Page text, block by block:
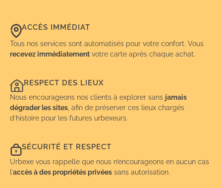
ACCÈS IMMÉDIAT
Tous nos services sont automatisés pour votre confort. Vous
recevez immédiatement votre carte après chaque achat.
RESPECT DES LIEUX
Nous encourageons nos clients à explorer sans jamais
dégrader les sites , afin de préserver ces lieux chargés
d’histoire pour les futures urbexeurs.
SÉCURITÉ ET RESPECT
Urbexe vous rappelle que nous n’encourageons en aucun cas
l’accès à des propriétés privées sans autorisation.